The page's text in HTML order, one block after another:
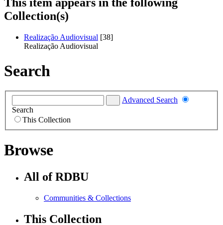
This item appears in the following
Collection(s)
Realização Audiovisual [38]
Realização Audiovisual
Search
Advanced Search
Search
This Collection
Browse
All of RDBU
Communities & Collections
This Collection